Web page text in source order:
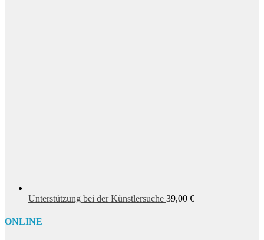
Unterstützung bei der Künstlersuche 39,00 €
ONLINE